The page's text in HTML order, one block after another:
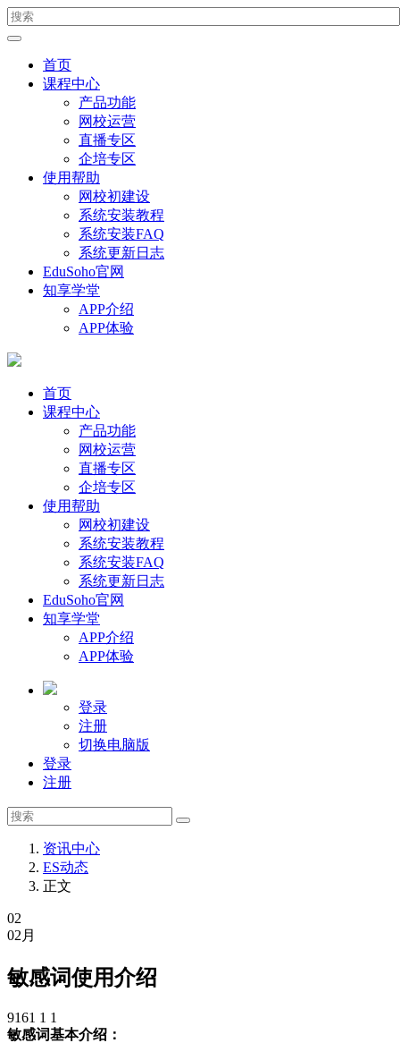
首页
课程中心
产品功能
网校运营
直播专区
企培专区
使用帮助
网校初建设
系统安装教程
系统安装FAQ
系统更新日志
EduSoho官网
知享学堂
APP介绍
APP体验
首页
课程中心
产品功能
网校运营
直播专区
企培专区
使用帮助
网校初建设
系统安装教程
系统安装FAQ
系统更新日志
EduSoho官网
知享学堂
APP介绍
APP体验
登录
注册
切换电脑版
登录
注册
资讯中心
ES动态
正文
02
02月
敏感词使用介绍
9161 1 1
敏感词基本介绍：